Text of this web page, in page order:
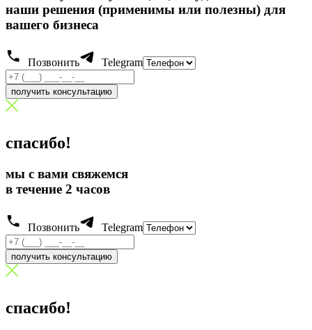
наши решения (применимы или полезны) для
вашего бизнеса
Позвонить Telegram
получить консультацию
спасибо!
мы с вами свяжемся
в течение 2 часов
Позвонить Telegram
получить консультацию
спасибо!